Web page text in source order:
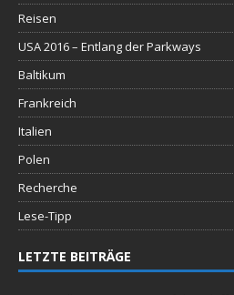
Reisen
USA 2016 – Entlang der Parkways
Baltikum
Frankreich
Italien
Polen
Recherche
Lese-Tipp
LETZTE BEITRÄGE